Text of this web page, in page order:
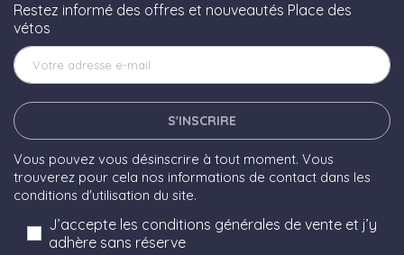
Restez informé des offres et nouveautés Place des
vétos
S'INSCRIRE
Vous pouvez vous désinscrire à tout moment. Vous
trouverez pour cela nos informations de contact dans les
conditions d'utilisation du site.
J’accepte les conditions générales de vente et j’y
adhère sans réserve